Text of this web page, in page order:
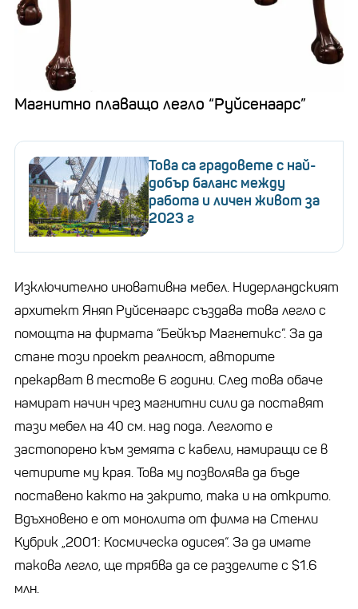
Магнитно плаващо легло “Руйсенаарс”
Това са градовете с най-
добър баланс между
работа и личен живот за
2023 г
Изключително иновативна мебел. Нидерландският
архитект Яняп Руйсенаарс създава това легло с
помощта на фирмата “Бейкър Магнетикс”. За да
стане този проект реалност, авторите
прекарват в тестове 6 години. След това обаче
намират начин чрез магнитни сили да поставят
тази мебел на 40 см. над пода. Леглото е
застопорено към земята с кабели, намиращи се в
четирите му края. Това му позволява да бъде
поставено както на закрито, така и на открито.
Вдъхновено е от монолита от филма на Стенли
Кубрик „2001: Космическа одисея“. За да имате
такова легло, ще трябва да се разделите с $1.6
млн.